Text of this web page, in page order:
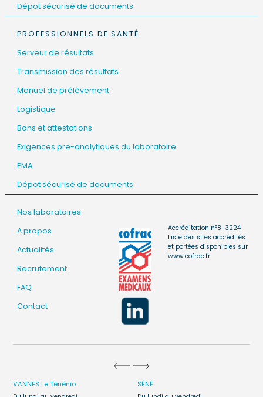
Dépot sécurisé de documents
PROFESSIONNELS DE SANTÉ
Serveur de résultats
Transmission des résultats
Manuel de prélèvement
Logistique
Bons et attestations
Exigences pre-analytiques du laboratoire
PMA
Dépot sécurisé de documents
Nos laboratoires
A propos
Actualités
Recrutement
FAQ
Contact
Accréditation n°8-3224
Liste des sites accrédités
et portées disponibles sur
www.cofrac.fr
VANNES Le Ténénio SÉNÉ